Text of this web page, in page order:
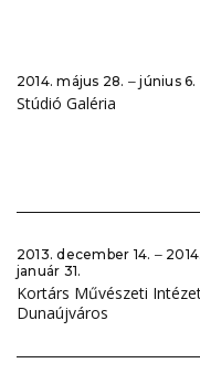
2014. május 28. ‒ június 6.
Stúdió Galéria
2013. december 14. ‒ 2014.
január 31.
Kortárs Művészeti
Dunaújváros